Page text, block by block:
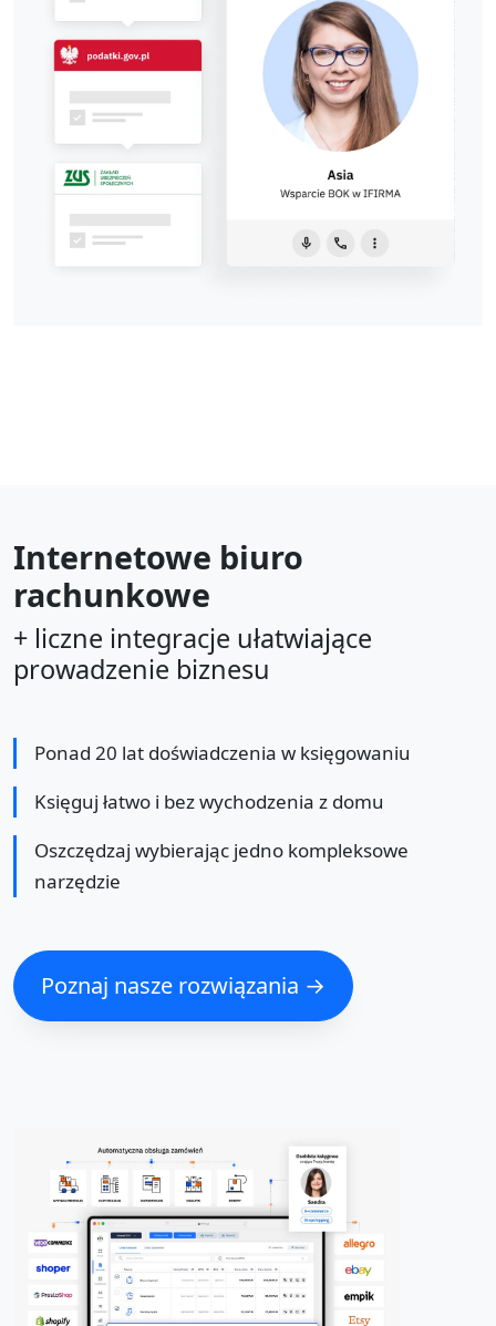
Internetowe biuro
rachunkowe
+ liczne integracje ułatwiające
prowadzenie biznesu
Ponad 20 lat doświadczenia w księgowaniu
Księguj łatwo i bez wychodzenia z domu
Oszczędzaj wybierając jedno kompleksowe
narzędzie
Poznaj nasze rozwiązania →